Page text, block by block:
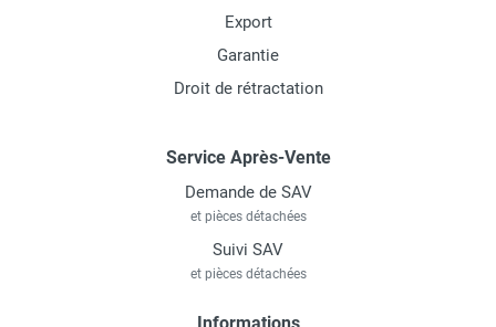
Export
Garantie
Droit de rétractation
Service Après-Vente
Demande de SAV
et pièces détachées
Suivi SAV
et pièces détachées